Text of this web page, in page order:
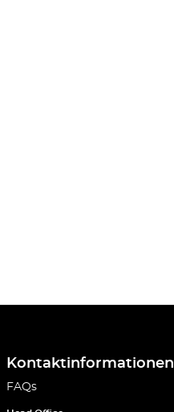
Kontaktinformationen
FAQs